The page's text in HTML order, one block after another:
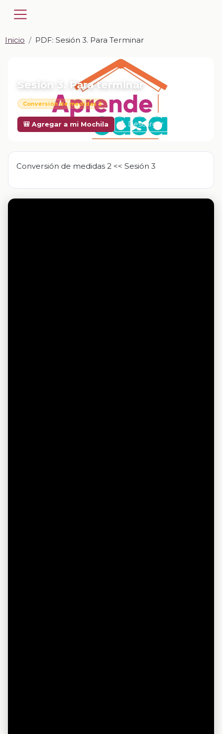
Inicio PDF: Sesión 3. Para Terminar
Sesión 3. Para terminar
Conversión de medidas 2
🎒 Agregar a mi Mochila Descargar
Conversión de medidas 2 << Sesión 3